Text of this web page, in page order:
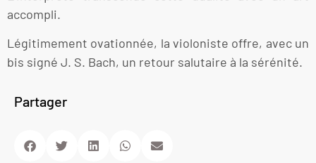
accompli.
Légitimement ovationnée, la violoniste offre, avec un
bis signé J. S. Bach, un retour salutaire à la sérénité.
Partager